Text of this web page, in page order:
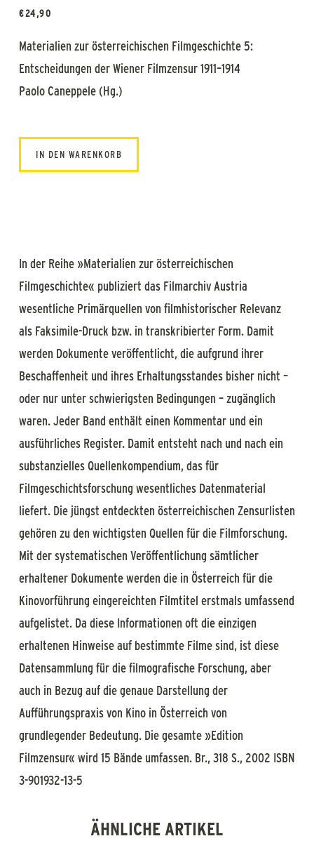
€24,90
Materialien zur österreichischen Filmgeschichte 5:
Entscheidungen der Wiener Filmzensur 1911–1914
Paolo Caneppele (Hg.)
IN DEN WARENKORB
In der Reihe »Materialien zur österreichischen
Filmgeschichte« publiziert das Filmarchiv Austria
wesentliche Primärquellen von filmhistorischer Relevanz
als Faksimile-Druck bzw. in transkribierter Form. Damit
werden Dokumente veröffentlicht, die aufgrund ihrer
Beschaffenheit und ihres Erhaltungsstandes bisher nicht –
oder nur unter schwierigsten Bedingungen – zugänglich
waren. Jeder Band enthält einen Kommentar und ein
ausführliches Register. Damit entsteht nach und nach ein
substanzielles Quellenkompendium, das für
Filmgeschichtsforschung wesentliches Datenmaterial
liefert. Die jüngst entdeckten österreichischen Zensurlisten
gehören zu den wichtigsten Quellen für die Filmforschung.
Mit der systematischen Veröffentlichung sämtlicher
erhaltener Dokumente werden die in Österreich für die
Kinovorführung eingereichten Filmtitel erstmals umfassend
aufgelistet. Da diese Informationen oft die einzigen
erhaltenen Hinweise auf bestimmte Filme sind, ist diese
Datensammlung für die filmografische Forschung, aber
auch in Bezug auf die genaue Darstellung der
Aufführungspraxis von Kino in Österreich von
grundlegender Bedeutung. Die gesamte »Edition
Filmzensur« wird 15 Bände umfassen. Br., 318 S., 2002 ISBN
3-901932-13-5
ÄHNLICHE ARTIKEL